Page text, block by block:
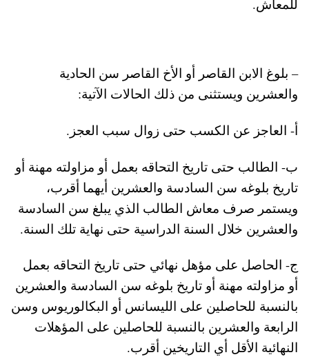
للمعاش.
– بلوغ الابن القاصر أو الأخ القاصر سن الحادية
والعشرين ويستثنى من ذلك الحالات الآتية:
‌أ- العاجز عن الكسب حتى زوال سبب العجز.
‌ب- الطالب حتى تاريخ التحاقه بعمل أو مزاولته مهنة أو
تاريخ بلوغه سن السادسة والعشرين أيهما أقرب،
ويستمر صرف معاش الطالب الذي يبلغ سن السادسة
والعشرين خلال السنة الدراسية حتى نهاية تلك السنة.
‌ج- الحاصل على مؤهل نهائي حتى تاريخ التحاقه بعمل
أو مزاولته مهنة أو تاريخ بلوغه سن السادسة والعشرين
بالنسبة للحاصلين على الليسانس أو البكالوريوس وسن
الرابعة والعشرين بالنسبة للحاصلين على المؤهلات
النهائية الأقل أي التاريخين أقرب.